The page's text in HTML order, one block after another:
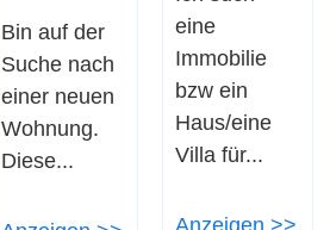
Bin auf der
Suche nach
einer neuen
Wohnung.
Diese...
eine
Immobilie
bzw ein
Haus/eine
Villa für...
Anzeigen >>